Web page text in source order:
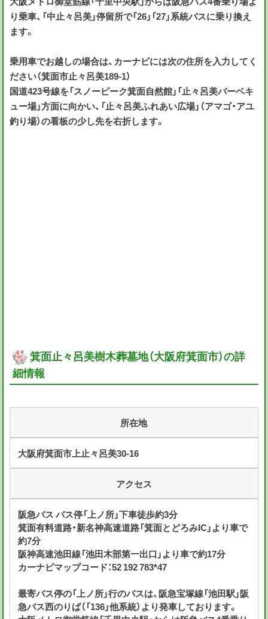
り乗車、「中止々呂美」停留所で「26」「27」系統バスに乗り換え
ます。
乗用車でお越しの場合は、カーナビには次の住所を入力してく
ださい（箕面市止々呂美189-1）
国道423号線を「スノーピーク箕面自然館」「止々呂美バーベキ
ュー場」方面に向かい、「止々呂美ふれあい広場」（アマゴ・アユ
釣り場）の看板の少し先を右折します。
箕面止々呂美樹木葬墓地（大阪府箕面市）の詳
細情報
所在地
大阪府箕面市上止々呂美30-16
アクセス
阪急バス バス停「上ノ所」下車徒歩約3分
箕面有料道路・新名神高速道路「箕面とどろみIC」より車で
約7分
阪神高速池田線「池田木部第一出口」より車で約17分
カーナビマップコード：52 192 783*47
最寄バス停の「上ノ所」行のバスは、阪急宝塚線「池田駅」阪
急バス西のりば（「136」他系統）より発車しております。